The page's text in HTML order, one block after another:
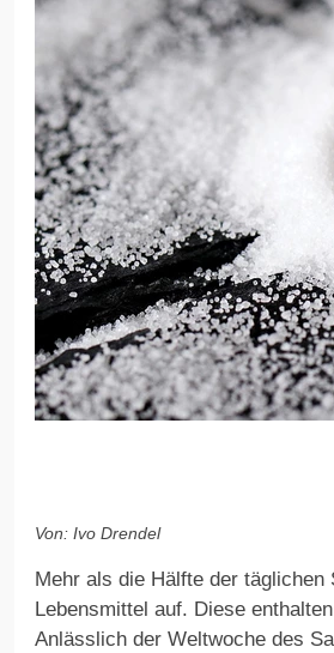
Von: Ivo Drendel
Mehr als die Hälfte der
Lebensmittel auf. Diese
Anlässlich der Weltwoche des